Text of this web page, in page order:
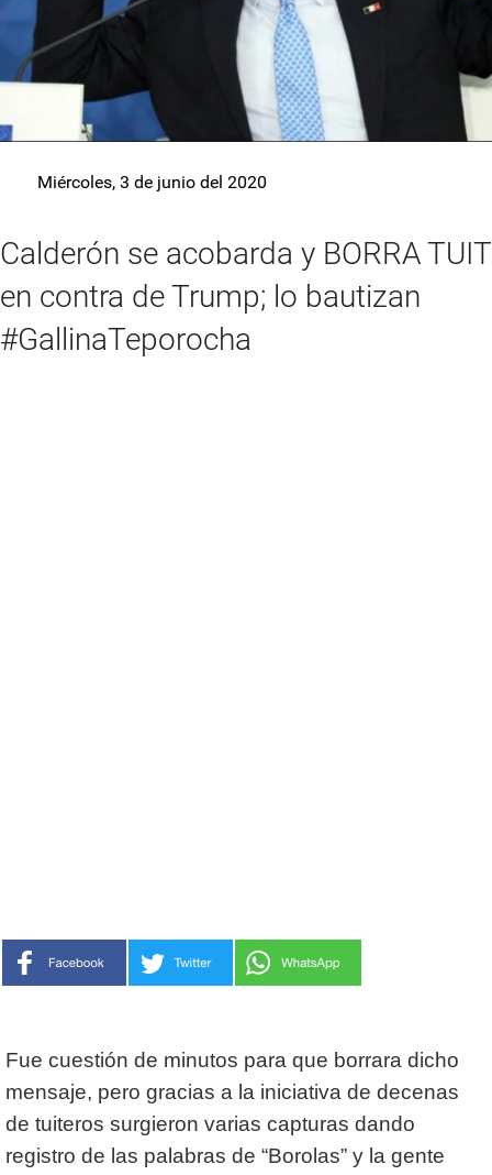
Miércoles, 3 de junio del 2020
Calderón se acobarda y BORRA TUIT
en contra de Trump; lo bautizan
#GallinaTeporocha
Fue cuestión de minutos para que borrara dicho
mensaje, pero gracias a la iniciativa de decenas
de tuiteros surgieron varias capturas dando
registro de las palabras de “Borolas” y la gente